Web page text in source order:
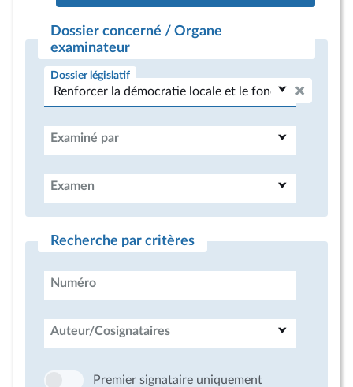
Dossier concerné / Organe
examinateur
Dossier législatif
Examiné par
Examen
Recherche par critères
Numéro
Auteur/Cosignataires
Premier signataire uniquement